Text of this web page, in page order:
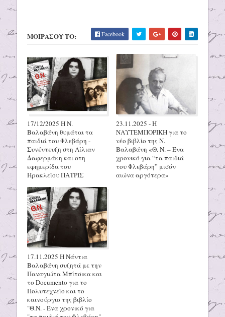
ΜΟΙΡΑΣΟΥ ΤΟ: Facebook
17/12/2025 H N.
Βαλαβάνη θυμάται τα
παιδιά του Φλεβάρη -
Συνέντευξη στη Λίλιαν
Δαφερμάκη και στη
εφημερίδα του
Ηρακλείου ΠΑΤΡΙΣ
23.11.2025 - Η
ΝΑΥΤΕΜΠΟΡΙΚΗ για το
νέο βιβλίο της Ν.
Βαλαβάνη «Θ. Ν. – Ένα
χρονικό για “τα παιδιά
του Φλεβάρη” μισόν
αιώνα αργότερα»
17.11.2025 Η Νάντια
Βαλαβάνη συζητά με την
Παναγιώτα Μπίτσικα και
το Documento για το
Πολυτεχνείο και το
καινούργιο της βιβλίο
"Θ.Ν. - Ένα χρονικό για